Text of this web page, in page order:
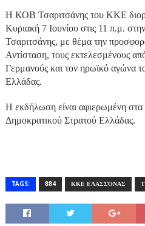
Η ΚΟΒ Τσαριτσάνης του ΚΚΕ
Κυριακή 7 Ιουνίου στις 11 π.μ.
Τσαριτσάνης, με θέμα την
Αντίσταση, τους εκτελεσμένους
Γερμανούς και τον ηρωϊκό αγώνα
Ελλάδας.
Η εκδήλωση είναι αφιερωμένη στα
Δημοκρατικού Στρατού Ελλάδας.
TAGS: 884 ΚΚΕ ΕΛΑΣΣΌΝΑΣ